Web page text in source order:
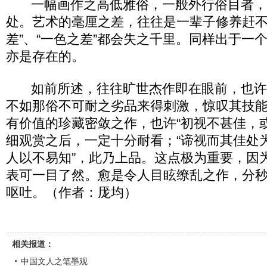
一幅画作之高低雅俗，一般外行俗目者，
处。艺术的毫厘之差，往往是一辈子修养赶
差”、“一色之差”都会失之千里。同样出于一
亦是存在的。
如前所述，往往旷世杰作即在眼前，也许
不如那俗不可耐之劣品来得刺激，惊叹其技
有价值的珍藏密敛之作，也许“初视不甚佳，
细观赏之后，一定十分耐看；“谛视而其佳处
人以不易知”，此乃上品。这点极为重要，因
表可一目了然。愈是令人目眩缭乱之作，分
呕吐。（作者：厐均）
相关报道：
中国文人之笔墨观